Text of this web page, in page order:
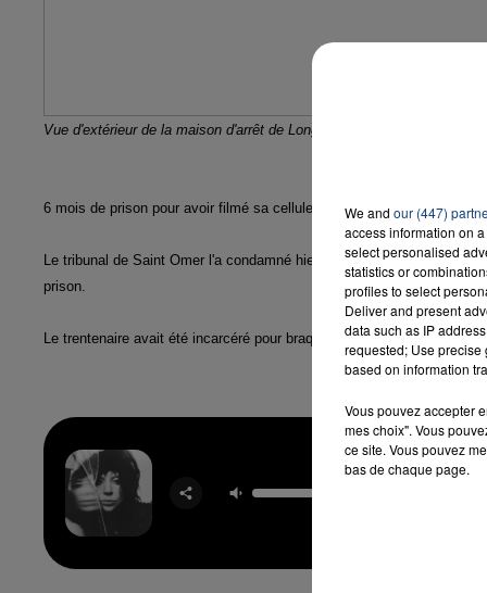
Vue d'extérieur de la maison d'arrêt de Longuenesse (Google Street
6 mois de prison pour avoir filmé sa cellule de la maison d'arrêt de
Le tribunal de Saint Omer l'a condamné hier pour avoir diffusé en
prison.
Le trentenaire avait été incarcéré pour braquage pendant 7 ans au
We and our (447)
access information on
select personalised
statistics or
profiles to select
Deliver and present
data such as IP
requested; Use precise
based on information
Vous pouvez accepter
mes choix". Vous
ce site. Vous pouvez
bas de chaque page.